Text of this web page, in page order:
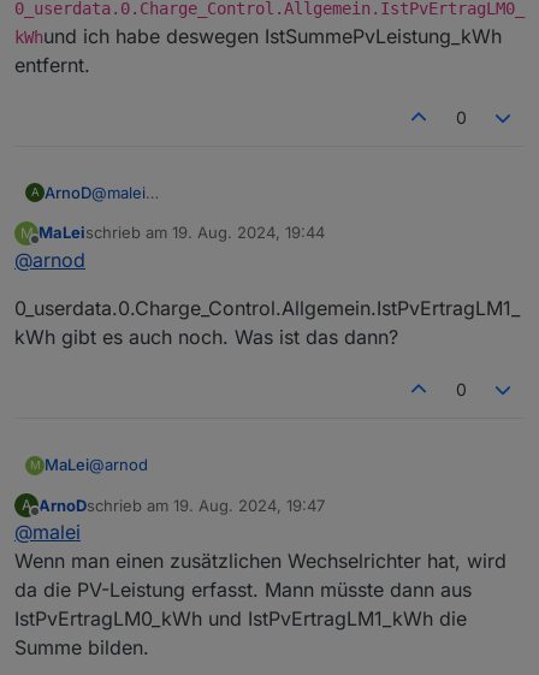
unter der neuen Objekt ID
0_userdata.0.Charge_Control.History.Pro
ung_kWh
nicht mehr gibt?
0_userdata.0.Charge_Control.Allgemein.IstPvErtragLM0_
kWhund ich habe deswegen IstSummePvLeistung_kWh
entfernt.
0
A ArnoD@malei
0_userdata.0.Charge_Control.Allgemein.IstPv
M
Offline
MaLeischrieb am 19. Aug. 2024, 19:44
zuletzt editiert von
@arnod
0_userdata.0.Charge_Control.Allgemein.IstPvErtragLM1_
kWh gibt es auch noch. Was ist das dann?
0
M MaLei@arnod
0_userdata.0.Charge_Control.Allgemein.IstPvErtragLM1_k
A
Offline
ArnoDschrieb am 19. Aug. 2024, 19:47
zuletzt editiert von
@malei
Wenn man einen zusätzlichen Wechselrichter hat, wird
da die PV-Leistung erfasst. Mann müsste dann aus
IstPvErtragLM0_kWh und IstPvErtragLM1_kWh die
Summe bilden.